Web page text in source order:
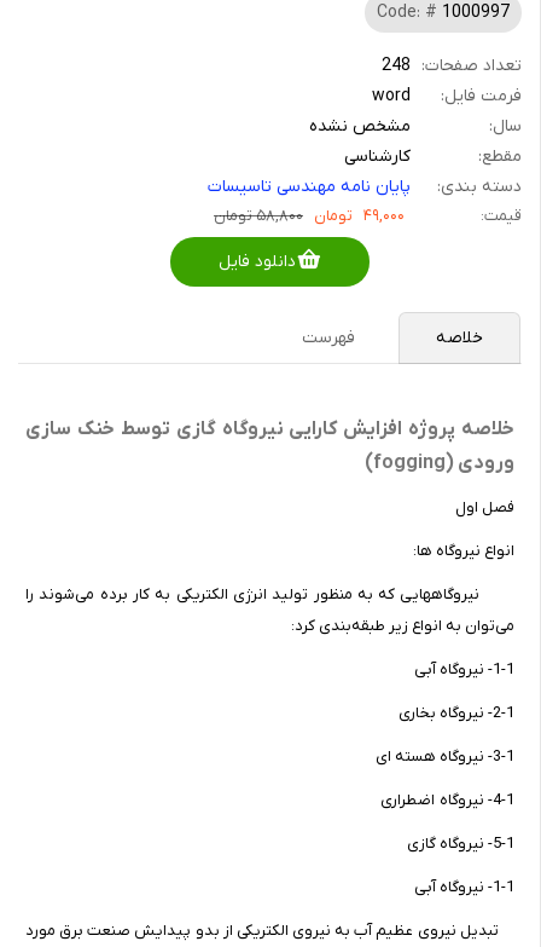
Code: # 1000997
تعداد صفحات: 248
فرمت فایل:
word
سال:
مشخص نشده
مقطع:
کارشناسی
دسته بندی:
پایان نامه مهندسی تاسیسات
قیمت: ۴۹,۰۰۰ تومان ۵۸,۸۰۰ تومان
دانلود فایل
خلاصه فهرست
خلاصه پروژه افزایش کارایی نیروگاه گازی توسط خنک سازی
ورودی (fogging)
فصل اول
انواع نیروگاه ها:
نیروگاههایی که به منظور تولید انرژی الکتریکی به کار برده می‌شوند را
می‌توان به انواع زیر طبقه‌بندی کرد:
1-1- نیروگاه آبی
2-1- نیروگاه بخاری
3-1- نیروگاه هسته ای
4-1- نیروگاه اضطراری
5-1- نیروگاه گازی
1-1- نیروگاه آبی
تبدیل نیروی عظیم آب به نیروی الکتریکی از بدو پیدایش صنعت برق مورد